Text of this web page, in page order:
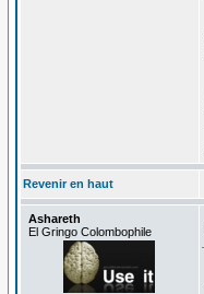
Revenir en haut
Ashareth
El Gringo Colombophile